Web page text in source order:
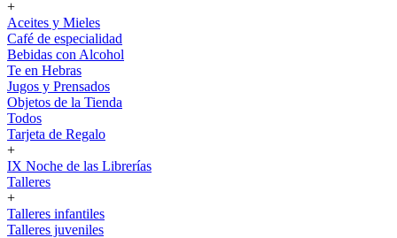
+
Aceites y Mieles
Café de especialidad
Bebidas con Alcohol
Te en Hebras
Jugos y Prensados
Objetos de la Tienda
Todos
Tarjeta de Regalo
+
IX Noche de las Librerías
Talleres
+
Talleres infantiles
Talleres juveniles